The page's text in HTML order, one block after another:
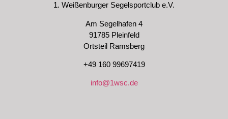
1. Weißenburger Segelsportclub e.V.
Am Segelhafen 4
91785 Pleinfeld
Ortsteil Ramsberg
+49 160 99697419
info@1wsc.de